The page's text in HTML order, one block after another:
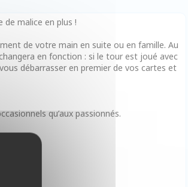
de malice en plus !
de votre main en suite ou en famille. Au
en fonction : si le tour est joué avec
débarrasser en premier de vos cartes et
qu’aux passionnés.